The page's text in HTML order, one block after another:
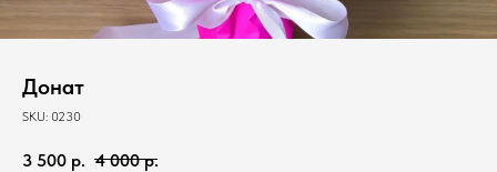
Донат
SKU: 0230
3 500 р. 4 000 р.